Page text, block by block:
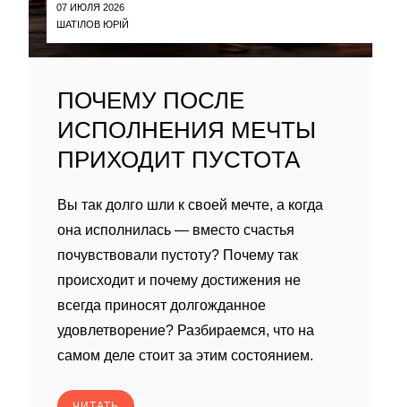
07 ИЮЛЯ 2026
ШАТІЛОВ ЮРІЙ
ПОЧЕМУ ПОСЛЕ
ИСПОЛНЕНИЯ МЕЧТЫ
ПРИХОДИТ ПУСТОТА
Вы так долго шли к своей мечте, а когда
она исполнилась — вместо счастья
почувствовали пустоту? Почему так
происходит и почему достижения не
всегда приносят долгожданное
удовлетворение? Разбираемся, что на
самом деле стоит за этим состоянием.